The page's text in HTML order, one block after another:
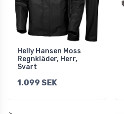
Helly Hansen Moss
Regnkläder, Herr,
Svart
1.099 SEK